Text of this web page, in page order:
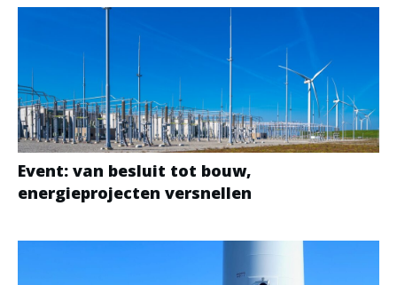
Event: van besluit tot bouw,
energieprojecten versnellen